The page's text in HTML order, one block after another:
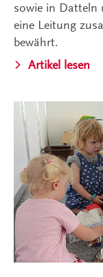
sowie in Datteln
eine Leitung
bewährt.
Artikel lesen